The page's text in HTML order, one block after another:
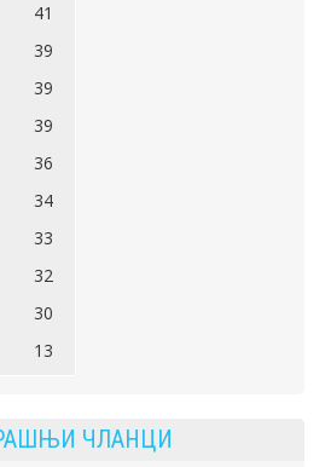
41
39
39
39
36
34
33
32
30
13
ЧЛАНЦИ